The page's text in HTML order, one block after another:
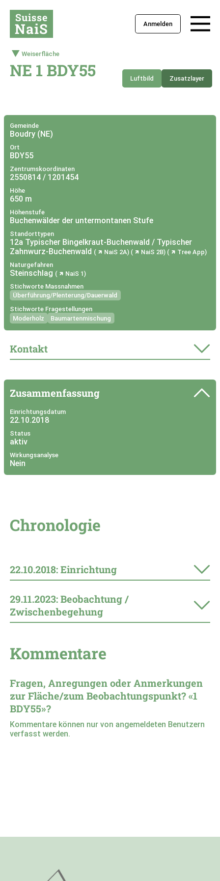
Suisse
NaiS Anmelden
Weiserfläche
NE 1 BDY55 Luftbild Zusatzlayer
–
Gemeinde
Boudry (NE)
Ort
BDY55
Zentrumskoordinaten
2550814 / 1201454
Höhe
650 m
Höhenstufe
Buchenwälder der untermontanen Stufe
Standorttypen
12a Typischer Bingelkraut-Buchenwald / Typischer
Zahnwurz-Buchenwald
NaiS 2A NaiS 2B
Tree App
Naturgefahren
Steinschlag
NaiS 1
Stichworte Massnahmen
Überführung/Plenterung/Dauerwald
Stichworte Fragestellungen
Moderholz
Baumartenmischung
Kontakt
Zusammenfassung
Einrichtungsdatum
22.10.2018
Status
aktiv
Wirkungsanalyse
Nein
Chronologie
22.10.2018: Einrichtung
29.11.2023: Beobachtung /
Zwischenbegehung
Kommentare
Fragen, Anregungen oder Anmerkungen
zur Fläche/zum Beobachtungspunkt? «1
BDY55»?
Kommentare können nur von angemeldeten Benutzern
verfasst werden.